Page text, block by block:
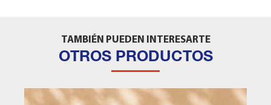
TAMBIÉN PUEDEN INTERESARTE
OTROS PRODUCTOS